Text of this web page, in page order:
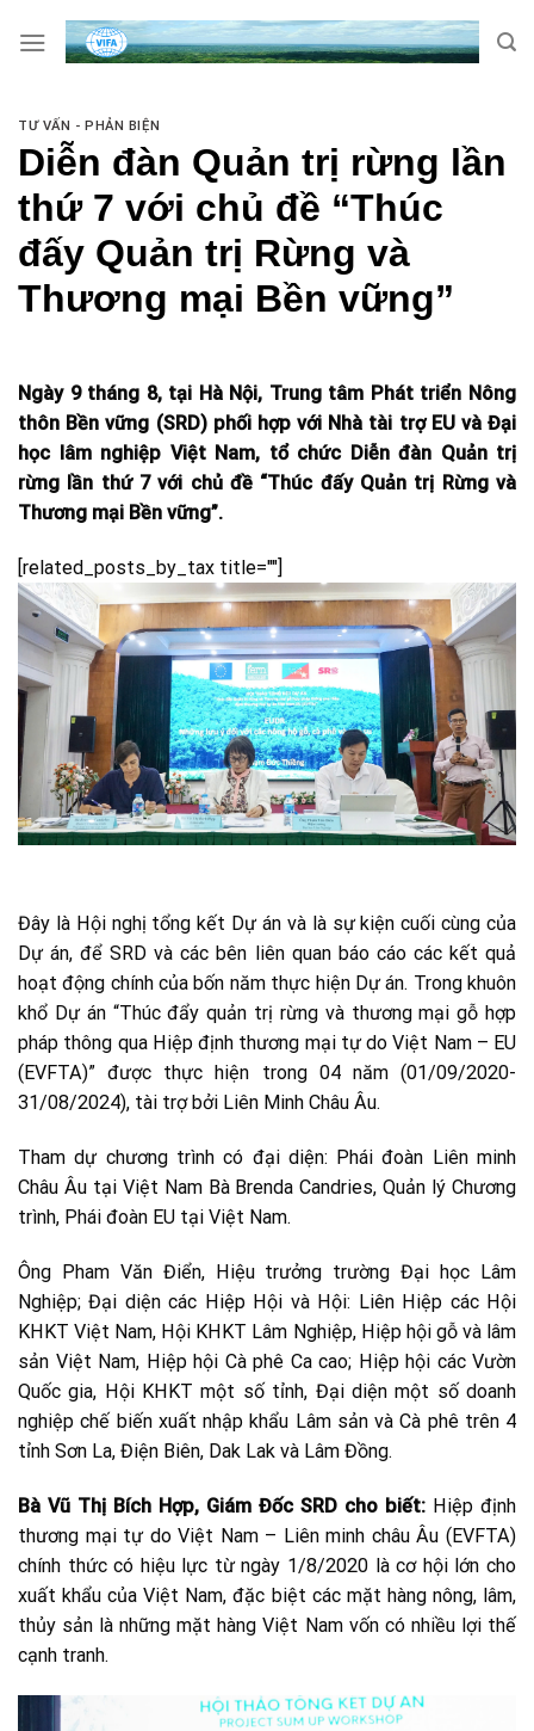
TƯ VẤN - PHẢN BIỆN
Diễn đàn Quản trị rừng lần
thứ 7 với chủ đề “Thúc
đấy Quản trị Rừng và
Thương mại Bền vững”
Ngày 9 tháng 8, tại Hà Nội, Trung tâm Phát triển Nông
thôn Bền vững (SRD) phối hợp với Nhà tài trợ EU và Đại
học lâm nghiệp Việt Nam, tổ chức Diễn đàn Quản trị
rừng lần thứ 7 với chủ đề “Thúc đấy Quản trị Rừng và
Thương mại Bền vững”.
[related_posts_by_tax title=""]
Đây là Hội nghị tổng kết Dự án và là sự kiện cuối cùng của
Dự án, để SRD và các bên liên quan báo cáo các kết quả
hoạt động chính của bốn năm thực hiện Dự án. Trong khuôn
khổ Dự án “Thúc đẩy quản trị rừng và thương mại gỗ hợp
pháp thông qua Hiệp định thương mại tự do Việt Nam – EU
(EVFTA)” được thực hiện trong 04 năm (01/09/2020-
31/08/2024), tài trợ bởi Liên Minh Châu Âu.
Tham dự chương trình có đại diện: Phái đoàn Liên minh
Châu Âu tại Việt Nam Bà Brenda Candries, Quản lý Chương
trình, Phái đoàn EU tại Việt Nam.
Ông Pham Văn Điển, Hiệu trưởng trường Đại học Lâm
Nghiệp; Đại diện các Hiệp Hội và Hội: Liên Hiệp các Hội
KHKT Việt Nam, Hội KHKT Lâm Nghiệp, Hiệp hội gỗ và lâm
sản Việt Nam, Hiệp hội Cà phê Ca cao; Hiệp hội các Vườn
Quốc gia, Hội KHKT một số tỉnh, Đại diện một số doanh
nghiệp chế biến xuất nhập khẩu Lâm sản và Cà phê trên 4
tỉnh Sơn La, Điện Biên, Dak Lak và Lâm Đồng.
Bà Vũ Thị Bích Hợp, Giám Đốc SRD cho biết: Hiệp định
thương mại tự do Việt Nam – Liên minh châu Âu (EVFTA)
chính thức có hiệu lực từ ngày 1/8/2020 là cơ hội lớn cho
xuất khẩu của Việt Nam, đặc biệt các mặt hàng nông, lâm,
thủy sản là những mặt hàng Việt Nam vốn có nhiều lợi thế
cạnh tranh.